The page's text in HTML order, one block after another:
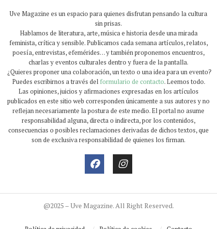
Uve Magazine es un espacio para quienes disfrutan pensando la cultura
sin prisas.
Hablamos de literatura, arte, música e historia desde una mirada
feminista, crítica y sensible. Publicamos cada semana artículos, relatos,
poesía, entrevistas, efemérides… y también proponemos encuentros,
charlas y eventos culturales dentro y fuera de la pantalla.
¿Quieres proponer una colaboración, un texto o una idea para un evento?
Puedes escribirnos a través del formulario de contacto. Leemos todo.
Las opiniones, juicios y afirmaciones expresadas en los artículos
publicados en este sitio web corresponden únicamente a sus autores y no
reflejan necesariamente la postura de este medio. El portal no asume
responsabilidad alguna, directa o indirecta, por los contenidos,
consecuencias o posibles reclamaciones derivadas de dichos textos, que
son de exclusiva responsabilidad de quienes los firman.
@2025 – Uve Magazine. All Right Reserved.